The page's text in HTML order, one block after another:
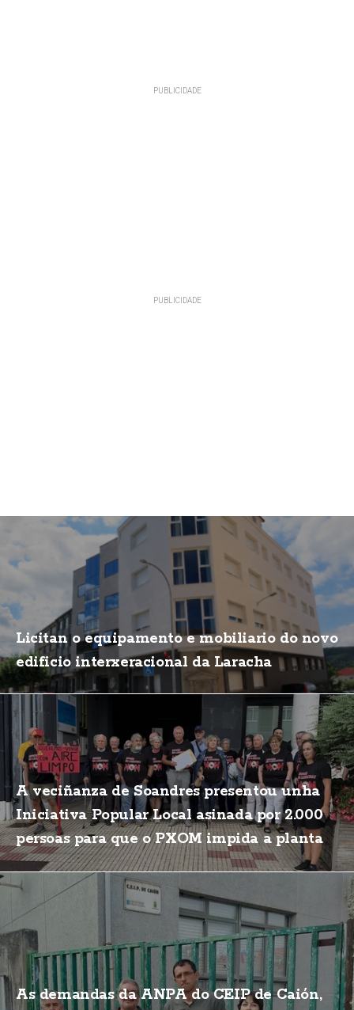
Licitan o equipamento e mobiliario do novo
edificio interxeracional da Laracha
A veciñanza de Soandres presentou unha
Iniciativa Popular Local asinada por 2.000
persoas para que o PXOM impida a planta
de biogás
As demandas da ANPA do CEIP de Caión,